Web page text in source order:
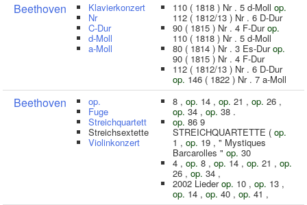
Beethoven Klavierkonzert
Nr
C-Dur
d-Moll
a-Moll
110 ( 1818 ) Nr . 5 d-Moll op.
112 ( 1812/13 ) Nr . 6 D-Dur
90 ( 1815 ) Nr . 4 F-Durop.
110 ( 1818 ) Nr . 5 d-Moll
80 ( 1814 ) Nr . 3 Es-Durop.
90 ( 1815 ) Nr . 4 F-Dur
112 ( 1812/13 ) Nr . 6 D-Dur
op. 146 ( 1822 ) Nr . 7 a-Moll
Beethoven op.
Fuge
Streichquartett
Streichsextette
Violinkonzert
8 , op. 14 , op. 21 , op. 26 ,
op. 34 , op. 38 .
op. 86 9
STREICHQUARTETTE ( op.
1 , op. 19 , " Mystiques
Barcarolles " op. 30
4 , op. 8 , op. 14 , op. 21 , op.
26 , op. 34 ,
2002 Liederop. 10 , op. 13 ,
op. 14 , op. 40 , op. 41 ,